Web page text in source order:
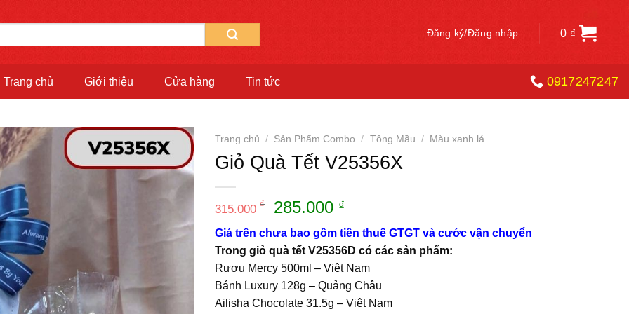
Đăng ký/Đăng nhập 0 ₫
Trang chủ Giới thiệu Cửa hàng Tin tức 0917247247
Trang chủ / Sản Phẩm Combo / Tông Mầu / Màu xanh lá
Giỏ Quà Tết V25356X
315.000₫
Giá
là:
315.000 ₫.
285.000 ₫
hiện
tại
là:
285.000 ₫.
Giá trên chưa bao gồm tiền thuế GTGT và cước vận chuyển
Trong giỏ quà tết V25356D có các sản phẩm:
Rượu Mercy 500ml – Việt Nam
Bánh Luxury 128g – Quảng Châu
Ailisha Chocolate 31.5g – Việt Nam